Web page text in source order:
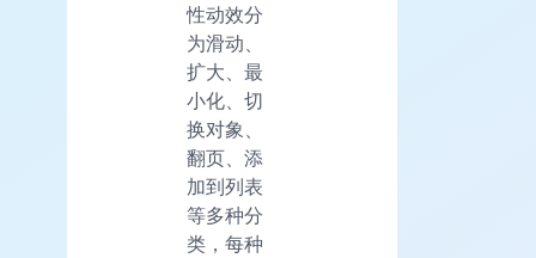
性动效分
为滑动、
扩大、最
小化、切
换对象、
翻页、添
加到列表
等多种分
类，每种